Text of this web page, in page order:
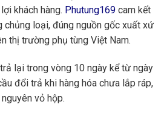
khách hàng. Phutung169 cam kết
chủng loại, đúng nguồn gốc xuất xứ
thị trường phụ tùng Việt Nam.
lại trong vòng 10 ngày kể từ ngày
đổi trả khi hàng hóa chưa lắp ráp,
vỏ hộp.